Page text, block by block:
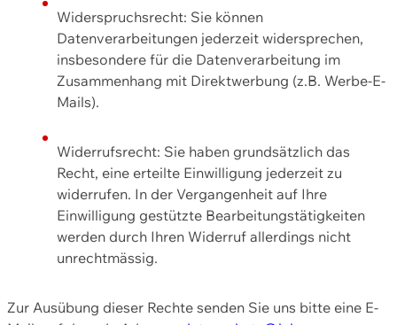
Widerspruchsrecht: Sie können
Datenverarbeitungen jederzeit widersprechen,
insbesondere für die Datenverarbeitung im
Zusammenhang mit Direktwerbung (z.B. Werbe-E-
Mails).
Widerrufsrecht: Sie haben grundsätzlich das
Recht, eine erteilte Einwilligung jederzeit zu
widerrufen. In der Vergangenheit auf Ihre
Einwilligung gestützte Bearbeitungstätigkeiten
werden durch Ihren Widerruf allerdings nicht
unrechtmässig.
Zur Ausübung dieser Rechte senden Sie uns bitte eine E-